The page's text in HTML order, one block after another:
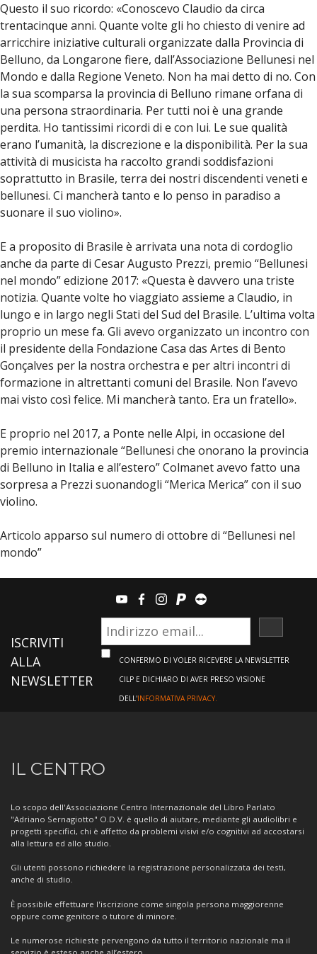
Questo il suo ricordo: «Conoscevo Claudio da circa
trentacinque anni. Quante volte gli ho chiesto di venire ad
arricchire iniziative culturali organizzate dalla Provincia di
Belluno, da Longarone fiere, dall’Associazione Bellunesi nel
Mondo e dalla Regione Veneto. Non ha mai detto di no. Con
la sua scomparsa la provincia di Belluno rimane orfana di
una persona straordinaria. Per tutti noi è una grande
perdita. Ho tantissimi ricordi di e con lui. Le sue qualità
erano l’umanità, la discrezione e la disponibilità. Per la sua
attività di musicista ha raccolto grandi soddisfazioni
soprattutto in Brasile, terra dei nostri discendenti veneti e
bellunesi. Ci mancherà tanto e lo penso in paradiso a
suonare il suo violino».
E a proposito di Brasile è arrivata una nota di cordoglio
anche da parte di Cesar Augusto Prezzi, premio “Bellunesi
nel mondo” edizione 2017: «Questa è davvero una triste
notizia. Quante volte ho viaggiato assieme a Claudio, in
lungo e in largo negli Stati del Sud del Brasile. L’ultima volta
proprio un mese fa. Gli avevo organizzato un incontro con
il presidente della Fondazione Casa das Artes di Bento
Gonçalves per la nostra orchestra e per altri incontri di
formazione in altrettanti comuni del Brasile. Non l’avevo
mai visto così felice. Mi mancherà tanto. Era un fratello».
E proprio nel 2017, a Ponte nelle Alpi, in occasione del
premio internazionale “Bellunesi che onorano la provincia
di Belluno in Italia e all’estero” Colmanet avevo fatto una
sorpresa a Prezzi suonandogli “Merica Merica” con il suo
violino.
Articolo apparso sul numero di ottobre di “Bellunesi nel
mondo”
youtubefacebook
instagram
paypalteamviewer
ISCRIVITI
ALLA
NEWSLETTER
CONFERMO DI VOLER RICEVERE LA NEWSLETTER
CILP E DICHIARO DI AVER PRESO VISIONE
DELL'INFORMATIVA PRIVACY.
Informazioni
sul
Centro
IL CENTRO
Lo scopo dell'Associazione Centro Internazionale del Libro Parlato
"Adriano Sernagiotto" O.D.V. è quello di aiutare, mediante gli audiolibri e
progetti specifici, chi è affetto da problemi visivi e/o cognitivi ad accostarsi
alla lettura ed allo studio.
Gli utenti possono richiedere la registrazione personalizzata dei testi,
anche di studio.
È possibile effettuare l'iscrizione come singola persona maggiorenne
oppure come genitore o tutore di minore.
Le numerose richieste pervengono da tutto il territorio nazionale ma il